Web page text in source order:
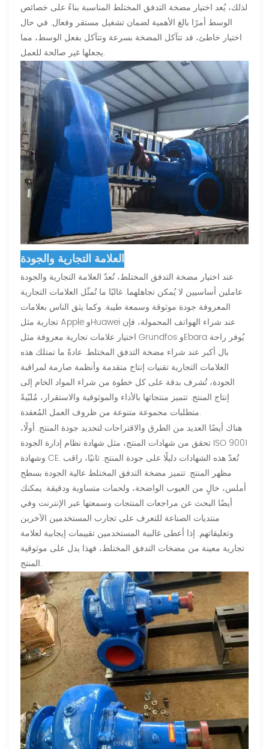
لذلك، يُعد اختيار مضخة التدفق المختلط المناسبة بناءً على خصائص
الوسط أمرًا بالغ الأهمية لضمان تشغيل مستقر وفعال. في حال
اختيار خاطئ، قد تتآكل المضخة بسرعة وتتآكل بفعل الوسط، مما
يجعلها غير صالحة للعمل.
العلامة التجارية والجودة
عند اختيار مضخة التدفق المختلط، تُعدّ العلامة التجارية والجودة
عاملين أساسيين لا يُمكن تجاهلهما. غالبًا ما تُمثّل العلامات التجارية
المعروفة جودة موثوقة وسمعة طيبة. وكما يثق الناس بعلامات
تجارية مثل Apple وHuawei عند شراء الهواتف المحمولة، فإن
اختيار علامات تجارية معروفة مثل Grundfos وEbara يُوفر راحة
بال أكبر عند شراء مضخة التدفق المختلط. عادةً ما تمتلك هذه
العلامات التجارية تقنيات إنتاج متقدمة وأنظمة صارمة لمراقبة
الجودة، تُشرف بدقة على كل خطوة من شراء المواد الخام إلى
إنتاج المنتج. تتميز منتجاتها بالأداء والموثوقية والاستقرار، مُلبّيةً
متطلبات مجموعة متنوعة من ظروف العمل المُعقدة.
هناك أيضًا العديد من الطرق والاقتراحات لتحديد جودة المنتج. أولًا،
تحقق من شهادات المنتج، مثل شهادة نظام إدارة الجودة ISO 9001
وشهادة CE. تُعدّ هذه الشهادات دليلًا على جودة المنتج. ثانيًا، راقب
مظهر المنتج. تتميز مضخة التدفق المختلط عالية الجودة بسطح
أملس، خالٍ من العيوب الواضحة، ولحمات متساوية ودقيقة. يمكنك
أيضًا البحث عن مراجعات المنتجات وسمعتها عبر الإنترنت وفي
منتديات الصناعة للتعرف على تجارب المستخدمين الآخرين
وتعليقاتهم. إذا أعطى غالبية المستخدمين تقييمات إيجابية لعلامة
تجارية معينة من مضخات التدفق المختلط، فهذا يدل على موثوقية
المنتج.